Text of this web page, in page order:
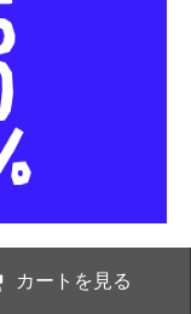
カートを見る